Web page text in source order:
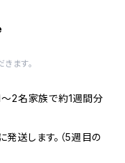
ます。
2名家族で約1週間分
送します。（5週目の